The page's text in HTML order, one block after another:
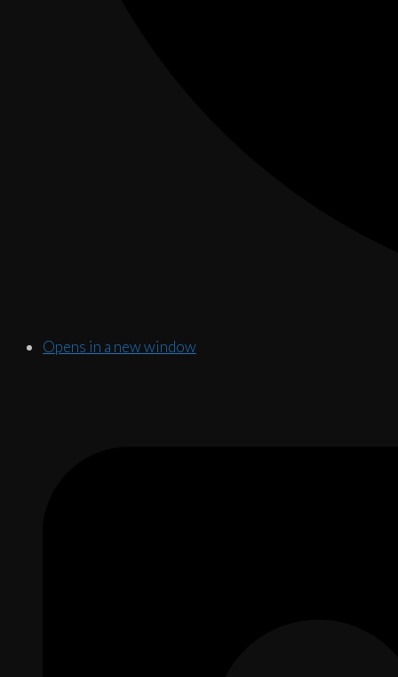
Opens in a new window